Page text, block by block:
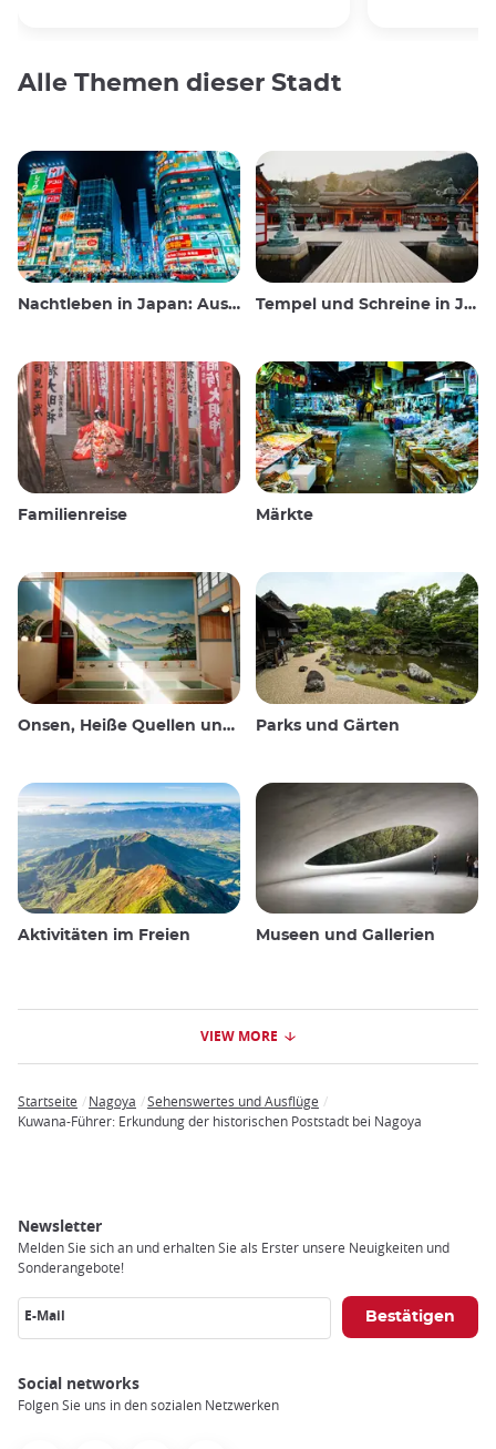
Alle Themen dieser Stadt
Nachtleben in Japan: Ausgehen, sehen und trinken Tempel und Schreine in Japan
Familienreise Märkte
Onsen, Heiße Quellen und öffentliche Bäder Parks und Gärten
Aktivitäten im Freien Museen und Gallerien
VIEW MORE
Breadcrumb
Startseite Nagoya
Sehenswertes und Ausflüge
Kuwana-Führer: Erkundung der historischen Poststadt bei Nagoya
Newsletter
Melden Sie sich an und erhalten Sie als Erster unsere Neuigkeiten und
Sonderangebote!
E-Mail
Social networks
Folgen Sie uns in den sozialen Netzwerken